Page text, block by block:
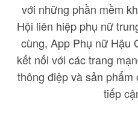
với những phần mềm
Hội liên hiệp phụ nữ
cùng, App Phụ nữ Hậu
kết nối với các trang
thông điệp và sản
tiếp